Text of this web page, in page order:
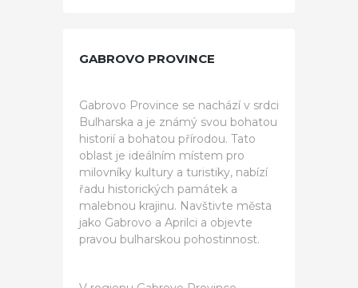
GABROVO PROVINCE
Gabrovo Province se nachází v srdci
Bulharska a je známý svou bohatou
historií a bohatou přírodou. Tato
oblast je ideálním místem pro
milovníky kultury a turistiky, nabízí
řadu historických památek a
malebnou krajinu. Navštivte města
jako Gabrovo a Aprilci a objevte
pravou bulharskou pohostinnost.